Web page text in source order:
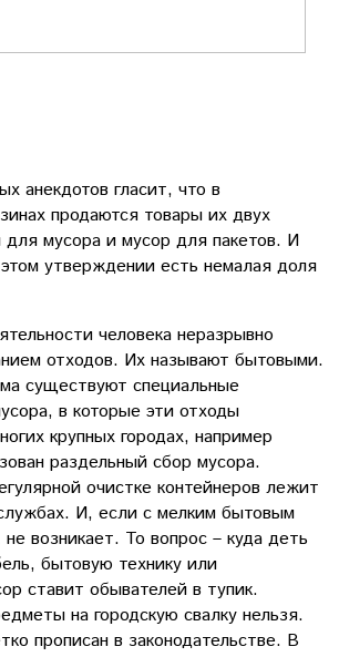
анекдотов гласит, что в
продаются товары их двух
для мусора и мусор для пакетов. И
утверждении есть немалая доля
человека неразрывно
отходов. Их называют бытовыми.
существуют специальные
в которые эти отходы
крупных городах, например
раздельный сбор мусора.
очистке контейнеров лежит
И, если с мелким бытовым
возникает. То вопрос – куда деть
бытовую технику или
ставит обывателей в тупик.
на городскую свалку нельзя.
прописан в законодательстве. В